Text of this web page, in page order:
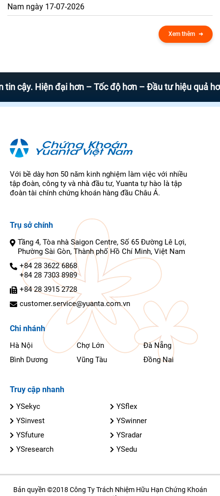
Nam ngày 17-07-2026
Xem thêm
Hiện đại hơn – Tốc độ hơn – Đầu tư hiệu quả hơn
Với bề dày hơn 50 năm kinh nghiệm làm việc với nhiều
tập đoàn, công ty và nhà đầu tư, Yuanta tự hào là tập
đoàn tài chính chứng khoán hàng đầu Châu Á.
Trụ sở chính
Tầng 4, Tòa nhà Saigon Centre, Số 65 Đường Lê Lợi,
Phường Sài Gòn, Thành phố Hồ Chí Minh, Việt Nam
+84 28 3622 6868
+84 28 7303 8989
+84 28 3915 2728
customer.service@yuanta.com.vn
Chi nhánh
Hà Nội Chợ Lớn
Đà Nẵng
Bình Dương
Vũng Tàu Đồng Nai
Truy cập nhanh
YSekyc
YSflex
YSinvest
YSwinner
YSfuture
YSradar
YSresearch
YSedu
Bản quyền ©2018 Công Ty Trách Nhiệm Hữu Hạn Chứng Khoán